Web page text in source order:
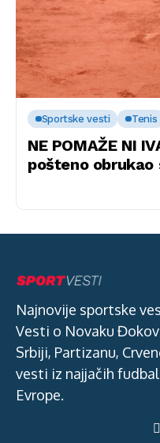
Sportske vesti Tenis
NE POMAŽE NI
pošteno
Najnovije sportske
Vesti o Novaku
Srbiji, Partizanu,
vesti iz najjačih
Evrope.